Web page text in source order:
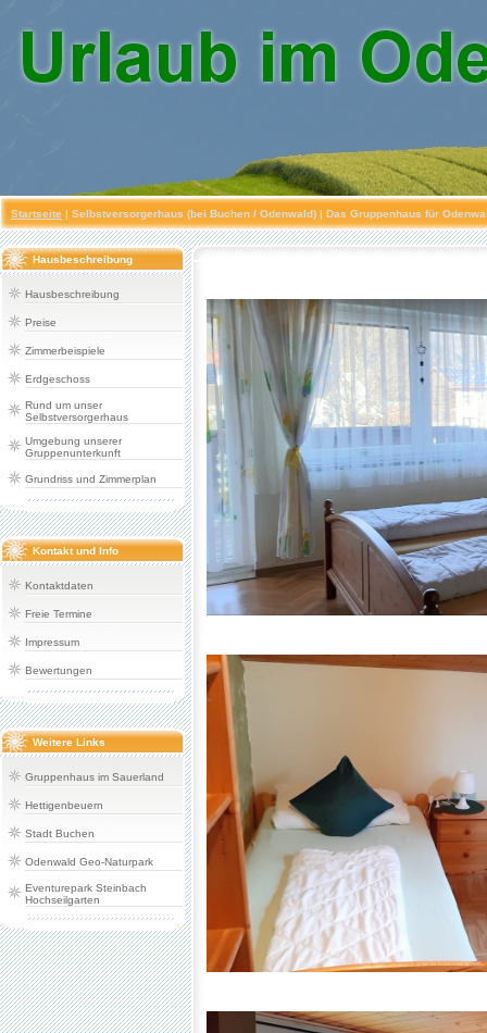
Startseite | Selbstversorgerhaus (bei Buchen / Odenwald) | Das Gruppenhaus für
Hausbeschreibung
Hausbeschreibung
Preise
Zimmerbeispiele
Erdgeschoss
Rund um unser
Selbstversorgerhaus
Umgebung unserer
Gruppenunterkunft
Grundriss und Zimmerplan
Kontakt und Info
Kontaktdaten
Freie Termine
Impressum
Bewertungen
Weitere Links
Gruppenhaus im Sauerland
Hettigenbeuern
Stadt Buchen
Odenwald Geo-Naturpark
Eventurepark Steinbach
Hochseilgarten